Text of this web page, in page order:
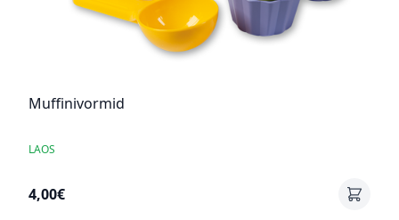
Muffinivormid
LAOS
4,00€